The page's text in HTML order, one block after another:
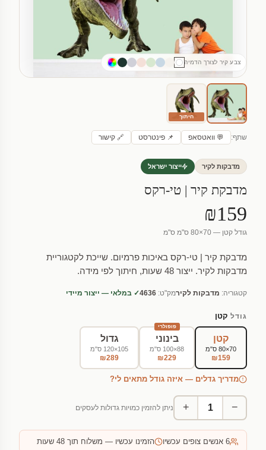
צבע קיר לצורך הדמיה
חיתוך
שתף: 💬 וואטסאפ 📌 פינטרסט 🔗 קישור
מדבקות לקיר ייצור ישראל
מדבקת קיר | טי-רקס
₪159
גודל קטן — 70×80 ס"מ ס"מ
מדבקת קיר | טי-רקס באיכות פרמיום. שייכת לקטגוריית
מדבקות לקיר. ייצור 48 שעות, חיתוך לפי מידה.
קטגוריה: מדבקות לקירמק"ט: 4636✓ במלאי — ייצור מיידי
גודל קטן
קטן
70×80 ס"מ
₪159
פופולרי
בינוני
88×100 ס"מ
₪229
גדול
105×120 ס"מ
₪289
מדריך גדלים — איזה גודל מתאים לי?
−
+ ניתן להזמין כמויות גדולות לעסקים
6 אנשים צופים עכשיו הזמינו עכשיו — משלוח תוך 48 שעות